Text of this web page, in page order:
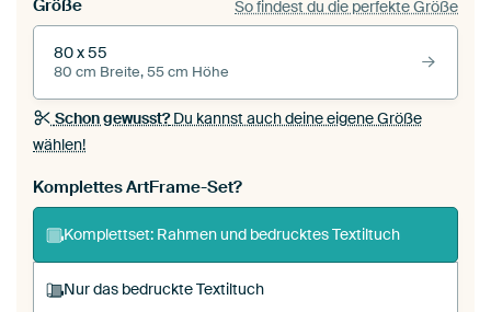
Größe So findest du die perfekte Größe
80 x 55
80 cm Breite, 55 cm Höhe
Schon gewusst?Du kannst auch deine eigene Größe
wählen!
Komplettes ArtFrame-Set?
Komplettset: Rahmen und bedrucktes Textiltuch
Nur das bedruckte Textiltuch